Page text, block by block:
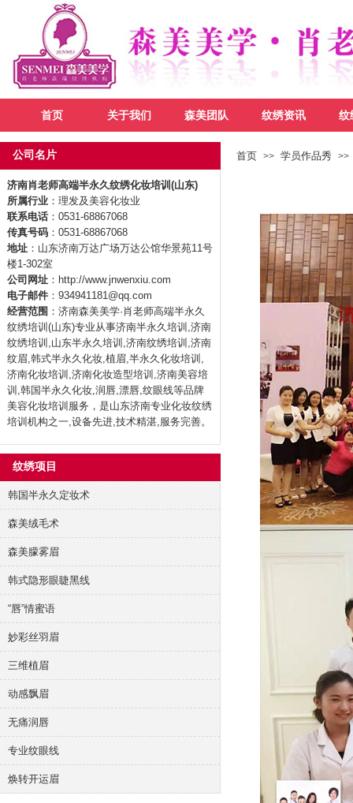
首页 关于我们 森美团队 纹绣资讯 纹
公司名片 首页 >> 学员作品秀 >>
济南肖老师高端半永久纹绣化妆培训(山东)
所属行业 ：理发及美容化妆业
联系电话 ：0531-68867068
传真号码 ：0531-68867068
地址 ：山东济南万达广场万达公馆华景苑11号
楼1-302室
公司网址 ：http://www.jnwenxiu.com
电子邮件 ：934941181@qq.com
经营范围 ：济南森美美学·肖老师高端半永久
纹绣培训(山东)专业从事济南半永久培训,济南
纹绣培训,山东半永久培训,济南纹绣培训,济南
纹眉,韩式半永久化妆,植眉,半永久化妆培训,
济南化妆培训,济南化妆造型培训,济南美容培
训,韩国半永久化妆,润唇,漂唇,纹眼线等品牌
美容化妆培训服务，是山东济南专业化妆纹绣
培训机构之一,设备先进,技术精湛,服务完善。
纹绣项目
韩国半永久定妆术
森美绒毛术
森美朦雾眉
韩式隐形眼睫黑线
“唇”情蜜语
妙彩丝羽眉
三维植眉
动感飘眉
无痛润唇
专业纹眼线
焕转开运眉